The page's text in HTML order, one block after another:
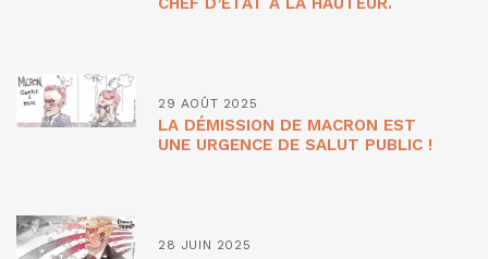
29 AOÛT 2025
LA DÉMISSION DE MACRON EST
UNE URGENCE DE SALUT PUBLIC !
28 JUIN 2025